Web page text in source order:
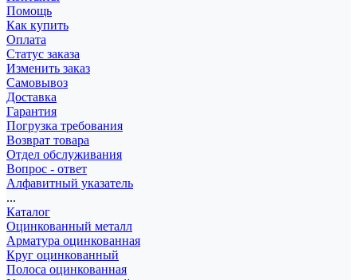
Помощь
Как купить
Оплата
Статус заказа
Изменить заказ
Самовывоз
Доставка
Гарантия
Погрузка требования
Возврат товара
Отдел обслуживания
Вопрос - ответ
Алфавитный указатель
...
Каталог
Оцинкованный металл
Арматура оцинкованная
Круг оцинкованный
Полоса оцинкованная